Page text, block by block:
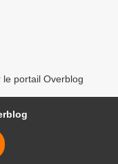
portail Overblog